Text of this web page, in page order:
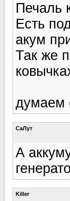
Печаль
Есть
акум
Так же
думаем
СаЛут
А
Killer